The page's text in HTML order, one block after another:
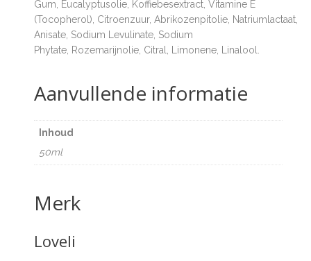
Gum, Eucalyptusolie, Koffiebesextract, Vitamine E
(Tocopherol), Citroenzuur, Abrikozenpitolie, Natriumlactaat,
Anisate, Sodium Levulinate, Sodium
Phytate, Rozemarijnolie, Citral, Limonene, Linalool.
Aanvullende informatie
Inhoud
50ml
Merk
Loveli